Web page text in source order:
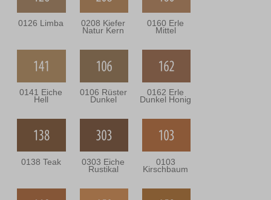
0126 Limba 0208 Kiefer
Natur Kern
0160 Erle
Mittel
0141 Eiche
Hell
0106 Rüster
Dunkel
0162 Erle
Dunkel Honig
0138 Teak 0303 Eiche
Rustikal
0103
Kirschbaum